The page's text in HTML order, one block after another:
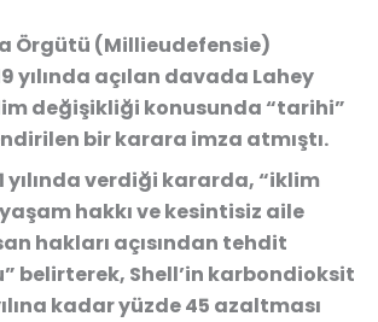
Örgütü (Millieudefensie)
yılında açılan davada Lahey
değişikliği konusunda “tarihi”
bir karara imza atmıştı.
yılında verdiği kararda, “iklim
hakkı ve kesintisiz aile
hakları açısından tehdit
belirterek, Shell’in karbondioksit
kadar yüzde 45 azaltması